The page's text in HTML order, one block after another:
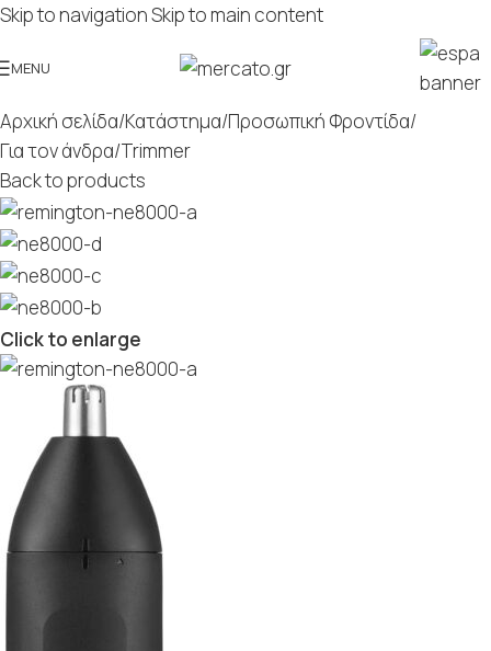
Skip to navigationSkip to main content
MENU
Αρχική σελίδα/Κατάστημα/Προσωπική Φροντίδα/
Για τον άνδρα/Trimmer
Back to products
Click to enlarge